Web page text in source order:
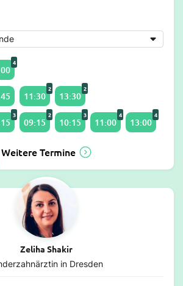
4
11:30
2
13:30
2
3
09:15
2
10:15
3
11:00
4
13:00
4
Weitere Termine
Zeliha Shakir
in Dresden